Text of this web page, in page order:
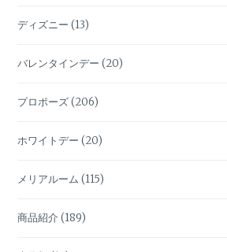
ディズニー (13)
バレンタインデー (20)
プロポーズ(206)
ホワイトデー (20)
メリアルーム (115)
商品紹介 (189)